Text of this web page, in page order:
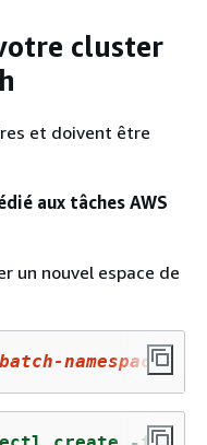
cluster
et doivent être
aux tâches AWS
un nouvel espace de
namespace